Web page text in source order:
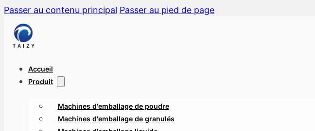
Passer au contenu principal Passer au pied de page
Accueil
Produit
Machines d'emballage de poudre
Machines d'emballage de granulés